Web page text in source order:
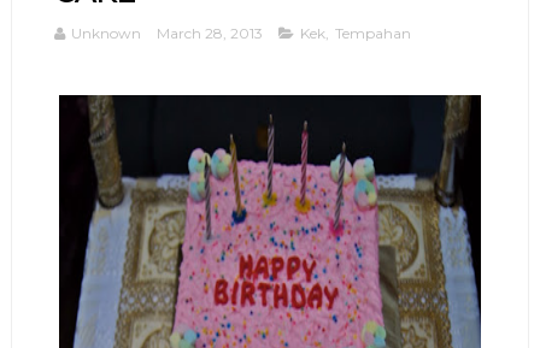
Unknown March 28, 2013 Kek Tempahan